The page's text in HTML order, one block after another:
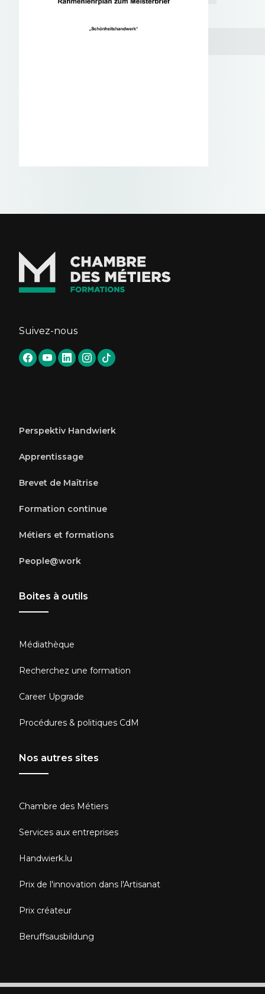
Suivez-nous
Perspektiv Handwierk
Apprentissage
Brevet de Maîtrise
Formation continue
Métiers et formations
People@work
Boites à outils
Médiathèque
Recherchez une formation
Career Upgrade
Procédures & politiques CdM
Nos autres sites
Chambre des Métiers
Services aux entreprises
Handwierk.lu
Prix de l'innovation dans l'Artisanat
Prix créateur
Beruffsausbildung